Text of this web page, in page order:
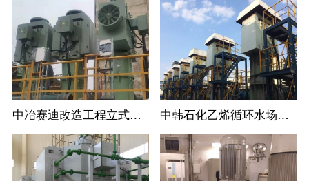
中冶赛迪改造工程立式长轴泵 中韩石化乙烯循环水场立式长轴泵